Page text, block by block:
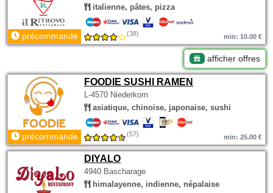
italienne, pâtes, pizza
précommande (38) min: 10.00 €
afficher offres
FOODIE SUSHI RAMEN
L-4570 Niederkorn
asiatique, chinoise, japonaise, sushi
précommande (57) min: 25.00 €
DIYALO
4940 Bascharage
himalayenne, indienne, népalaise